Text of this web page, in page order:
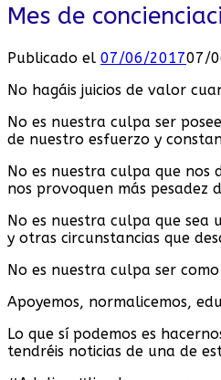
Mes de
Publicado el 07/06/201707/
No hagáis juicios de valor
No es nuestra culpa ser
de nuestro esfuerzo y
No es nuestra culpa que nos
nos provoquen más pesadez
No es nuestra culpa que sea
y otras circunstancias que
No es nuestra culpa ser
Apoyemos, normalicemos,
Lo que sí podemos es
tendréis noticias de una de